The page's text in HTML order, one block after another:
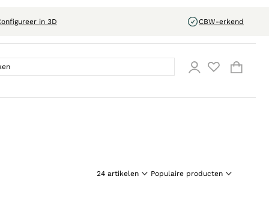
in 3D CBW-erkend